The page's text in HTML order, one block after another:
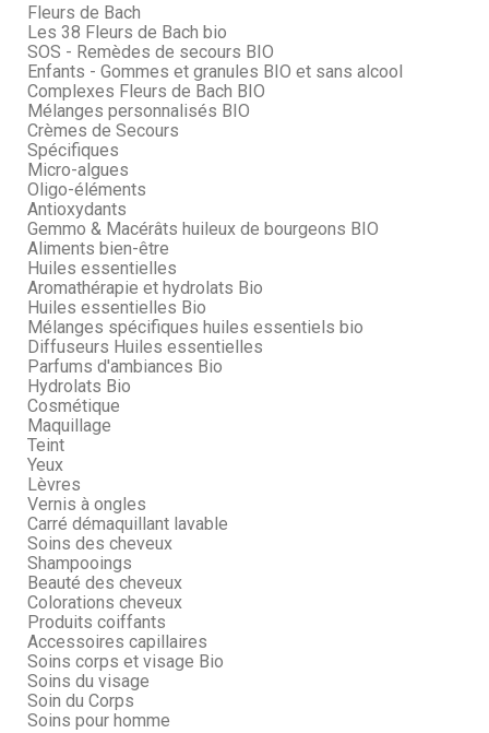
Fleurs de Bach
Les 38 Fleurs de Bach bio
SOS - Remèdes de secours BIO
Enfants - Gommes et granules BIO et sans alcool
Complexes Fleurs de Bach BIO
Mélanges personnalisés BIO
Crèmes de Secours
Spécifiques
Micro-algues
Oligo-éléments
Antioxydants
Gemmo & Macérâts huileux de bourgeons BIO
Aliments bien-être
Huiles essentielles
Aromathérapie et hydrolats Bio
Huiles essentielles Bio
Mélanges spécifiques huiles essentiels bio
Diffuseurs Huiles essentielles
Parfums d'ambiances Bio
Hydrolats Bio
Cosmétique
Maquillage
Teint
Yeux
Lèvres
Vernis à ongles
Carré démaquillant lavable
Soins des cheveux
Shampooings
Beauté des cheveux
Colorations cheveux
Produits coiffants
Accessoires capillaires
Soins corps et visage Bio
Soins du visage
Soin du Corps
Soins pour homme